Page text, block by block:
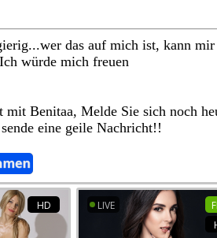
das auf mich ist, kann mir
würde mich freuen
Benitaa, Melde Sie sich noch
eine geile Nachricht!!